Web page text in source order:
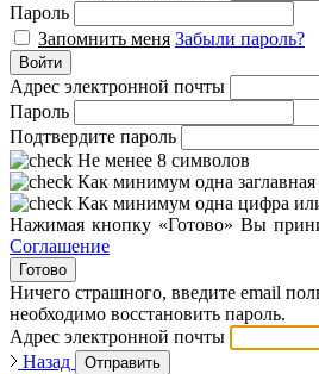
Пароль
Запомнить меня Забыли пароль?
Войти
Адрес электронной почты
Пароль
Подтвердите пароль
Не менее 8 символов
Как минимум одна заглавная
Как минимум одна цифра
Нажимая кнопку «Готово» Вы
Соглашение
Готово
Ничего страшного, введите email
необходимо восстановить пароль.
Адрес электронной почты
Назад
Отправить